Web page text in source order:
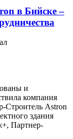
в Бийске –
и
компания
Astron
здания
Партнер-